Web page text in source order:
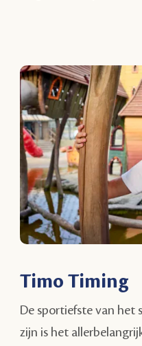
Timo Timing
De sportiefste van het
zijn is het